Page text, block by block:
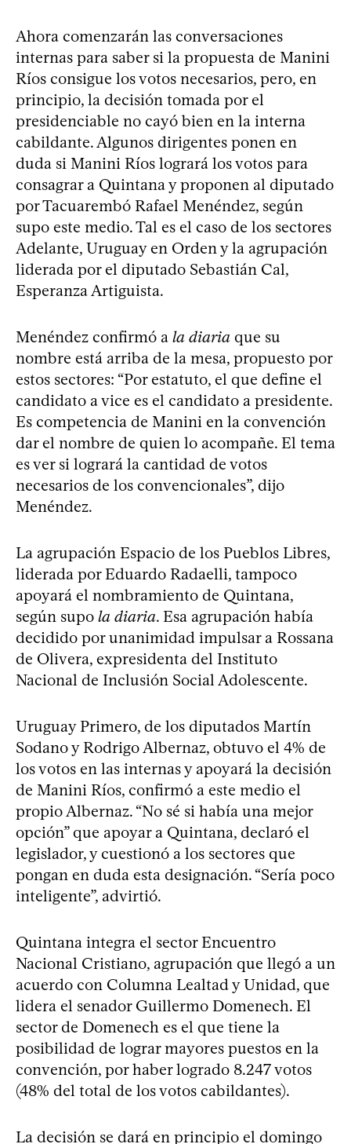
Ahora comenzarán las conversaciones
internas para saber si la propuesta de Manini
Ríos consigue los votos necesarios, pero, en
principio, la decisión tomada por el
presidenciable no cayó bien en la interna
cabildante. Algunos dirigentes ponen en
duda si Manini Ríos logrará los votos para
consagrar a Quintana y proponen al diputado
por Tacuarembó Rafael Menéndez, según
supo este medio. Tal es el caso de los sectores
Adelante, Uruguay en Orden y la agrupación
liderada por el diputado Sebastián Cal,
Esperanza Artiguista.
Menéndez confirmó a la diaria que su
nombre está arriba de la mesa, propuesto por
estos sectores: “Por estatuto, el que define el
candidato a vice es el candidato a presidente.
Es competencia de Manini en la convención
dar el nombre de quien lo acompañe. El tema
es ver si logrará la cantidad de votos
necesarios de los convencionales”, dijo
Menéndez.
La agrupación Espacio de los Pueblos Libres,
liderada por Eduardo Radaelli, tampoco
apoyará el nombramiento de Quintana,
según supo la diaria. Esa agrupación había
decidido por unanimidad impulsar a Rossana
de Olivera, expresidenta del Instituto
Nacional de Inclusión Social Adolescente.
Uruguay Primero, de los diputados Martín
Sodano y Rodrigo Albernaz, obtuvo el 4% de
los votos en las internas y apoyará la decisión
de Manini Ríos, confirmó a este medio el
propio Albernaz. “No sé si había una mejor
opción” que apoyar a Quintana, declaró el
legislador, y cuestionó a los sectores que
pongan en duda esta designación. “Sería poco
inteligente”, advirtió.
Quintana integra el sector Encuentro
Nacional Cristiano, agrupación que llegó a un
acuerdo con Columna Lealtad y Unidad, que
lidera el senador Guillermo Domenech. El
sector de Domenech es el que tiene la
posibilidad de lograr mayores puestos en la
convención, por haber logrado 8.247 votos
(48% del total de los votos cabildantes).
La decisión se dará en principio el domingo